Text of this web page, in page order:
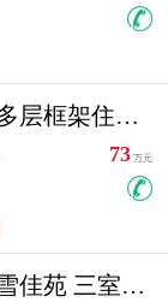
福海路 汇福街 三室多层框架住宅急售
73 万元
可公积金 福海路 映雪佳苑 三室住宅急售送小棚